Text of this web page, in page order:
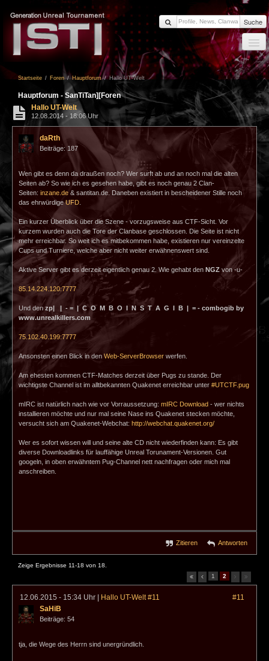
Suche
Startseite
Members
Clanwars
Forum
Impressum
Login
Startseite / Foren / Hauptforum / Hallo UT-Welt
Hauptforum - SanTiTan][Foren
Hallo UT-Welt
12.08.2014 - 18:06 Uhr
daRth
Beiträge: 187
Wen gibt es denn da draußen noch? Wer surft ab und an noch mal die alten
Seiten ab? So wie ich es gesehen habe, gibt es noch genau 2 Clan-
Seiten: inzane.de& santitan.de. Daneben existiert in bescheidener Stille noch
das ehrwürdigeUFD
Ein kurzer Überblick über die Szene - vorzugsweise aus CTF-Sicht. Vor
kurzem wurden auch die Tore der Clanbase geschlossen. Die Seite ist nicht
mehr erreichbar. So weit ich es mitbekommen habe, existieren nur vereinzelte
Cups und Turniere, welche aber nicht weiter erwähnenswert sind.
Aktive Server gibt es derzeit eigentlich genau 2. Wie gehabt den NGZ von -u-
85.14.224.120:7777
Und denzp| | - = | C O M B O I N S T A G I B | = - combogib by
www.unrealkillers.com
75.102.40.199:7777
Ansonsten einen Blick in den Web-ServerBrowser werfen.
Am ehesten kommen CTF-Matches derzeit über Pugs zu stande. Der
wichtigste Channel ist im alltbekannten Quakenet erreichbar unter #UTCTF.pug
mIRC ist natürlich nach wie vor Vorraussetzung: mIRC Download - wer nichts
installieren möchte und nur mal seine Nase ins Quakenet stecken möchte,
versucht sich am Quakenet-Webchat: http://webchat.quakenet.org/
Wer es sofort wissen will und seine alte CD nicht wiederfinden kann: Es gibt
diverse Downloadlinks für lauffähige Unreal Torunament-Versionen. Gut
googeln, in oben erwähntem Pug-Channel nett nachfragen oder mich mal
anschreiben.
Zitieren Antworten
Zeige Ergebnisse 11-18 von 18.
1
2
12.06.2015 - 15:34 Uhr Hallo UT-Welt #11
#11
SaHiB
Beiträge: 54
tja, die Wege des Herrn sind unergründlich.